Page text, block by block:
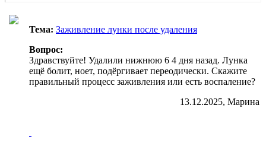
Тема: Заживление лунки после удаления
Вопрос:
Здравствуйте! Удалили нижнюю 6 4 дня назад. Лунка
ещё болит, ноет, подёргивает переодически. Скажите
правильный процесс заживления или есть воспаление?
13.12.2025, Марина